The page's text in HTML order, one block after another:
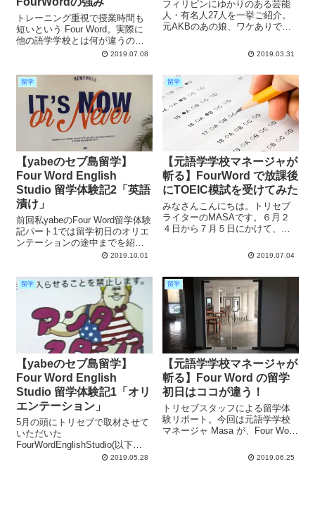
トレーニング重視で授業時間も
短いという Four Word。実際に
他の語学学校とは何が違うの
か、現在現役でトレーナーとし
ッフの立場でこの学校の特徴を
語ってもらいます。
2019.07.08
フィリピンにゆかりのある芸能
人・有名人27人を一挙ご紹介。
元AKBのあの娘、ワケありでや
しちゃった有名バンドのボーカ
リスト、世界チャンピオン3兄
優、元SPEED、有名お笑い芸
人…などなど。
2019.03.31
留学
【yabeのセブ島留学】
Four Word English
Studio 留学体験記2「英語
漬け」
前回私yabeのFour Word留学体験
記パート1では留学初日のオリエ
ンテーションの途中までを紹介
しました。続編のパート2では、
授業の内容、ネイティブアメリ
カンが飛入参加したアクティビ
ティ、そして卒業までを総まと
めでご紹介します。
2019.10.01
留学
【元語学学校マネージャが
斬る】FourWord で放課後
にTOEIC模試を受けてみた
みなさんこんにちは。トリセブ
ライターのMASAです。６月２
４日から７月５日にかけて、２
FourWordEnglishStudio（以下、
を歴任してきた筆者がお届けす
る『元語学学校マネージャが斬
る』シリーズも５回目となりま
した。今回はFourWordが実施す
る自由参加のTOEIC模試を受験
してきました。その様子をお伝
えするとと...
2019.07.04
留学
【yabeのセブ島留学】
Four Word English
Studio 留学体験記1「オリ
エンテーション」
5月の頭にトリセブで取材させて
いただいた
FourWordEnglishStudio(以下
FourWord)にて、トリセブライタ
2019.05.28
留学
【元語学学校マネージャが
斬る】Four Word の留学
初日はココが違う！
トリセブスタッフによる留学体
験リポート。今回は元語学学校
マネージャ Masa が、Four Word
ポートします。他の学校とは違
2019.06.25